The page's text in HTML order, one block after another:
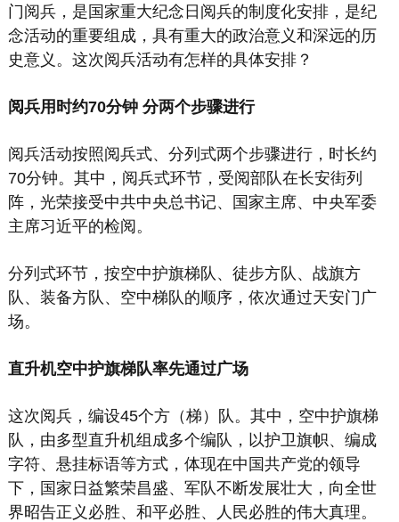
门阅兵，是国家重大纪念日阅兵的制度化安排，是纪
念活动的重要组成，具有重大的政治意义和深远的历
史意义。这次阅兵活动有怎样的具体安排？
阅兵用时约70分钟 分两个步骤进行
阅兵活动按照阅兵式、分列式两个步骤进行，时长约
70分钟。其中，阅兵式环节，受阅部队在长安街列
阵，光荣接受中共中央总书记、国家主席、中央军委
主席习近平的检阅。
分列式环节，按空中护旗梯队、徒步方队、战旗方
队、装备方队、空中梯队的顺序，依次通过天安门广
场。
直升机空中护旗梯队率先通过广场
这次阅兵，编设45个方（梯）队。其中，空中护旗梯
队，由多型直升机组成多个编队，以护卫旗帜、编成
字符、悬挂标语等方式，体现在中国共产党的领导
下，国家日益繁荣昌盛、军队不断发展壮大，向全世
界昭告正义必胜、和平必胜、人民必胜的伟大真理。